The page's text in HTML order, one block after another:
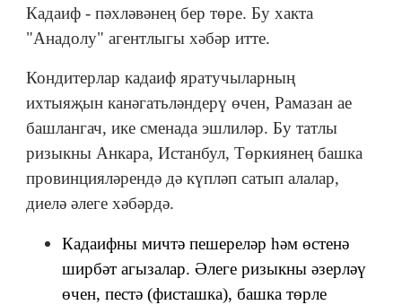
Кадаиф - пәхләвәнең бер төре. Бу хакта
"Анадолу" агентлыгы хәбәр итте.
Кондитерлар кадаиф яратучыларның
ихтыяҗын канәгатьләндерү өчен, Рамазан ае
башлангач, ике сменада эшлиләр. Бу татлы
ризыкны Анкара, Истанбул, Төркиянең башка
провинцияләрендә дә күпләп сатып алалар,
диелә әлеге хәбәрдә.
Кадаифны мичтә пешереләр һәм өстенә
ширбәт агызалар. Әлеге ризыкны әзерләү
өчен, пестә (фисташка), башка төрле